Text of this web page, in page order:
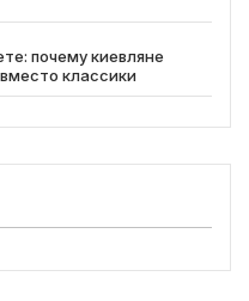
почему киевляне
классики